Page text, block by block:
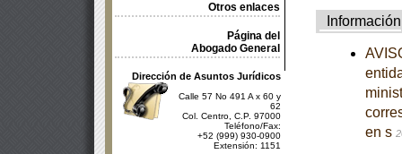
Otros enlaces
Página del
Abogado General
Dirección de Asuntos Jurídicos
Calle 57 No 491 A x 60 y
62
Col. Centro, C.P. 97000
Teléfono/Fax:
+52 (999) 930-0900
Extensión: 1151
Información
en s